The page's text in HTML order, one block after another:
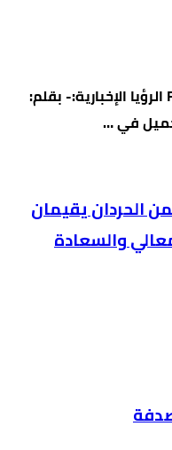
Facebook Twitter Pinterest LinkedIn الرؤيا الإخبارية:- بقلم:
في …
الحردان يقيمان
والسعادة